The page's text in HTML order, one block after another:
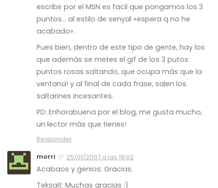
escribir por el MSN es facil que pongamos los 3
puntos… al estilo de senyal «espera q no he
acabado».
Pues bien, dentro de este tipo de gente, hay los
que además se metes el gif de los 3 putos
puntos rosas saltando, que ocupa más que la
ventana! y al final de cada frase, salen los
saltarines incesantes.
PD: Enhorabuena por el blog, me gusta mucho,
un lector más que tienes!
Responder
morri
25/01/2007 a las 19:02
Acabaos y genios: Gracias.
Teksait: Muchas gracias :)